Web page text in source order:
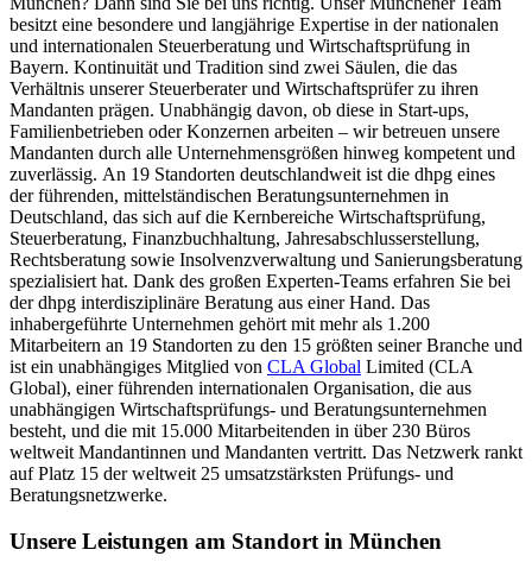
besitzt eine besondere und langjährige Expertise in der nationalen
und internationalen Steuerberatung und Wirtschaftsprüfung in
Bayern. Kontinuität und Tradition sind zwei Säulen, die das
Verhältnis unserer Steuerberater und Wirtschaftsprüfer zu ihren
Mandanten prägen. Unabhängig davon, ob diese in Start-ups,
Familienbetrieben oder Konzernen arbeiten – wir betreuen unsere
Mandanten durch alle Unternehmensgrößen hinweg kompetent und
zuverlässig. An 19 Standorten deutschlandweit ist die dhpg eines
der führenden, mittelständischen Beratungsunternehmen in
Deutschland, das sich auf die Kernbereiche Wirtschaftsprüfung,
Steuerberatung, Finanzbuchhaltung, Jahresabschlusserstellung,
Rechtsberatung sowie Insolvenzverwaltung und Sanierungsberatung
spezialisiert hat. Dank des großen Experten-Teams erfahren Sie bei
der dhpg interdisziplinäre Beratung aus einer Hand. Das
inhabergeführte Unternehmen gehört mit mehr als 1.200
Mitarbeitern an 19 Standorten zu den 15 größten seiner Branche und
ist ein unabhängiges Mitglied von CLA Global Limited (CLA
Global), einer führenden internationalen Organisation, die aus
unabhängigen Wirtschaftsprüfungs- und Beratungsunternehmen
besteht, und die mit 15.000 Mitarbeitenden in über 230 Büros
weltweit Mandantinnen und Mandanten vertritt. Das Netzwerk rankt
auf Platz 15 der weltweit 25 umsatzstärksten Prüfungs- und
Beratungsnetzwerke.
Unsere Leistungen am Standort in München